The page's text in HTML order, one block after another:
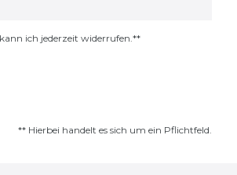
ich jederzeit widerrufen.**
** Hierbei handelt es sich um ein Pflichtfeld.